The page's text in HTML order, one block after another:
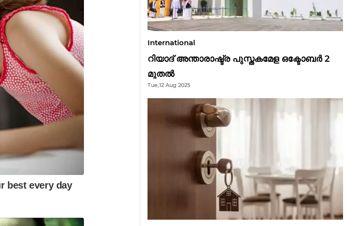
International
റിയാദ് അന്താരാഷ്ട്ര പുസ്തകമേള ഒക്ടോബർ 2
മുതൽ
Tue,12 Aug 2025